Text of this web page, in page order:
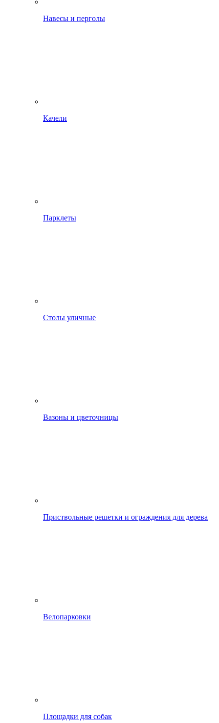
Навесы и перголы
Качели
Парклеты
Столы уличные
Вазоны и цветочницы
Приствольные решетки и ограждения для дерева
Велопарковки
Площадки для собак